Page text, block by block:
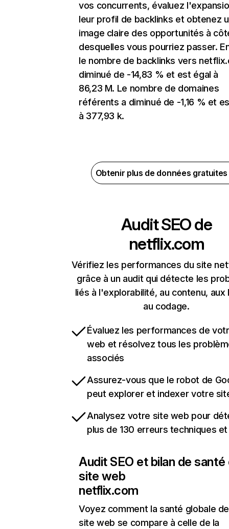
vos concurrents, évaluez
leur profil de backlinks et obtenez
image claire des opportunités à
desquelles vous pourriez passer.
le nombre de backlinks vers
diminué de -14,83 % et est égal à
86,23 M. Le nombre de domaines
référents a diminué de -1,16 % et
à 377,93 k.
Obtenir plus de données
Audit SEO de
netflix.com
Vérifiez les performances du site
grâce à un audit qui détecte les
liés à l'explorabilité, au contenu, aux
au codage.
Évaluez les performances de
web et résolvez tous les
associés
Assurez-vous que le robot de
peut explorer et indexer votre
Analysez votre site web pour
plus de 130 erreurs techniques et
Audit SEO et bilan de santé
site web
netflix.com
Voyez comment la santé globale
site web se compare à celle de la